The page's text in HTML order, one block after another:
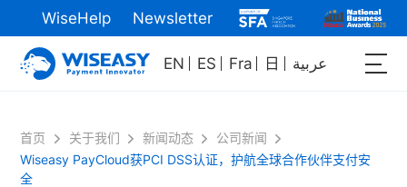
WiseHelp Newsletter
EN ES Fra 日 عربية
首页 关于我们 新闻动态
公司新闻
Wiseasy PayCloud获PCI DSS认证，护航全球合作伙伴支付安
全